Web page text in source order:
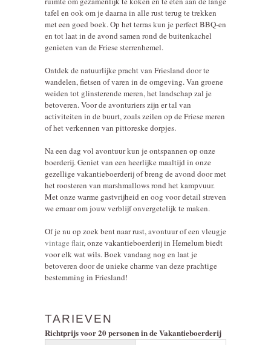
tafel en ook om je daarna in alle rust terug te trekken
met een goed boek. Op het terras kun je perfect BBQ-en
en tot laat in de avond samen rond de buitenkachel
genieten van de Friese sterrenhemel.
Ontdek de natuurlijke pracht van Friesland door te
wandelen, fietsen of varen in de omgeving. Van groene
weiden tot glinsterende meren, het landschap zal je
betoveren. Voor de avonturiers zijn er tal van
activiteiten in de buurt, zoals zeilen op de Friese meren
of het verkennen van pittoreske dorpjes.
Na een dag vol avontuur kun je ontspannen op onze
boerderij. Geniet van een heerlijke maaltijd in onze
gezellige vakantieboerderij of breng de avond door met
het roosteren van marshmallows rond het kampvuur.
Met onze warme gastvrijheid en oog voor detail streven
we ernaar om jouw verblijf onvergetelijk te maken.
Of je nu op zoek bent naar rust, avontuur of een vleugje
vintage flair, onze vakantieboerderij in Hemelum biedt
voor elk wat wils. Boek vandaag nog en laat je
betoveren door de unieke charme van deze prachtige
bestemming in Friesland!
TARIEVEN
Richtprijs voor 20 personen in de Vakantieboerderij